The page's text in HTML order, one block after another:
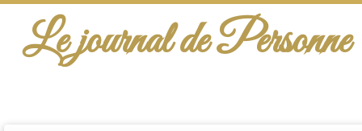
Le journal de Personne